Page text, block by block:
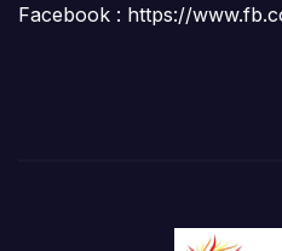
Facebook : https://